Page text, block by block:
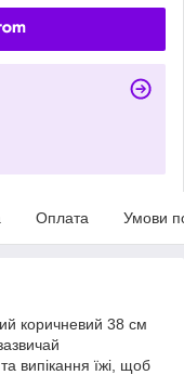
Оплата Умови
коричневий 38 см
випікання їжі, щоб